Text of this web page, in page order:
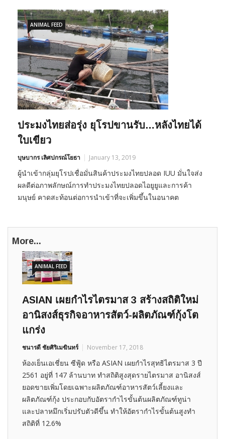
ANIMAL FEED
ประมงไทยส่อรุ่ง ยุโรปขานรับ…หลังไทยได้
ใบเขียว
บุษบากร เลิศปกรณ์โยธา January 13, 2019
ผู้นำเข้ากลุ่มยุโรปเชื่อมั่นสินค้าประมงไทยปลอด IUU มั่นใจส่ง
ผลดีต่อภาพลักษณ์การทำประมงไทยปลอดไอยูยูและการค้า
มนุษย์ คาดสะท้อนต่อการนำเข้าที่จะเพิ่มขึ้นในอนาคต
More...
ANIMAL FEED
ASIAN เผยกำไรไตรมาส 3 สร้างสถิติใหม่
อานิสงส์ธุรกิจอาหารสัตว์-ผลิตภัณฑ์กุ้งโต
แกร่ง
ชนารดี ชัยศิริเมฆินทร์ November 17, 2018
ห้องเย็นเอเชี่ยน ซีฟู้ด หรือ ASIAN เผยกำไรสุทธิไตรมาส 3 ปี
2561 อยู่ที่ 147 ล้านบาท ทำสถิติสูงสุดรายไตรมาส อานิสงส์
ยอดขายเพิ่มโดยเฉพาะผลิตภัณฑ์อาหารสัตว์เลี้ยงและ
ผลิตภัณฑ์กุ้ง ประกอบกับอัตรากำไรขั้นต้นผลิตภัณฑ์ทูน่า
และปลาหมึกเริ่มปรับตัวดีขึ้น ทำให้อัตรากำไรขั้นต้นสูงทำ
สถิติที่ 12.6%